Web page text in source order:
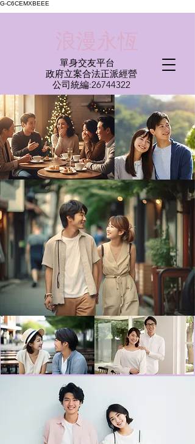
G-C6CEMXBEEE
單身交友平台
​政府立案合法正派經營​
​公司統編:26744322
​浪漫永恆